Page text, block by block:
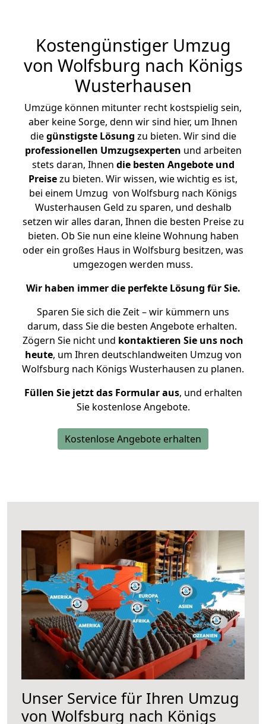
Kostengünstiger Umzug
von Wolfsburg nach Königs
Wusterhausen
Umzüge können mitunter recht kostspielig sein,
aber keine Sorge, denn wir sind hier, um Ihnen
diegünstigste Lösung zu bieten. Wir sind die
professionellen Umzugsexperten und arbeiten
stets daran, Ihnen die besten Angebote und
Preisezu bieten. Wir wissen, wie wichtig es ist,
bei einem Umzug von Wolfsburg nach Königs
Wusterhausen Geld zu sparen, und deshalb
setzen wir alles daran, Ihnen die besten Preise zu
bieten. Ob Sie nun eine kleine Wohnung haben
oder ein großes Haus in Wolfsburg besitzen, was
umgezogen werden muss.
Wir haben immer die perfekte Lösung für Sie.
Sparen Sie sich die Zeit – wir kümmern uns
darum, dass Sie die besten Angebote erhalten.
Zögern Sie nicht und kontaktieren Sie uns noch
heute, um Ihren deutschlandweiten Umzug von
Wolfsburg nach Königs Wusterhausen zu planen.
Füllen Sie jetzt das Formular aus, und erhalten
Sie kostenlose Angebote.
Kostenlose Angebote erhalten
Unser Service für Ihren Umzug
von Wolfsburg nach Königs